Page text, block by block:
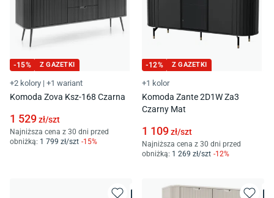
-15% Z GAZETKI
+2 kolory | +1 wariant
Komoda Zova Ksz-168 Czarna
1 529zł/szt
Najniższa cena z 30 dni przed
obniżką: 1 799 zł/szt -15%
-12% Z GAZETKI
+1 kolor
Komoda Zante 2D1W Za3
Czarny Mat
1 109zł/szt
Najniższa cena z 30 dni przed
obniżką: 1 269 zł/szt -12%